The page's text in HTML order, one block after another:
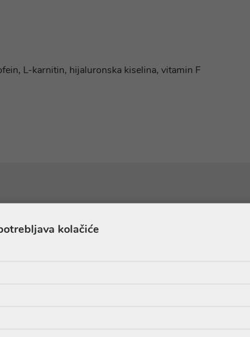
L-karnitin, hijaluronska kiselina, vitamin F
Sastojci
HYDROGENATED STARCH HYDROLYSATE,
ALCOHOL, AMMONIUM
GUM, ASPARAGOPSIS ARMATA EXTRACT,
20, ASCOPHYLLUM NODOSUM EXTRACT,
SPROUT EXTRACT, POTASSIUM SORBATE, N-
kolačiće